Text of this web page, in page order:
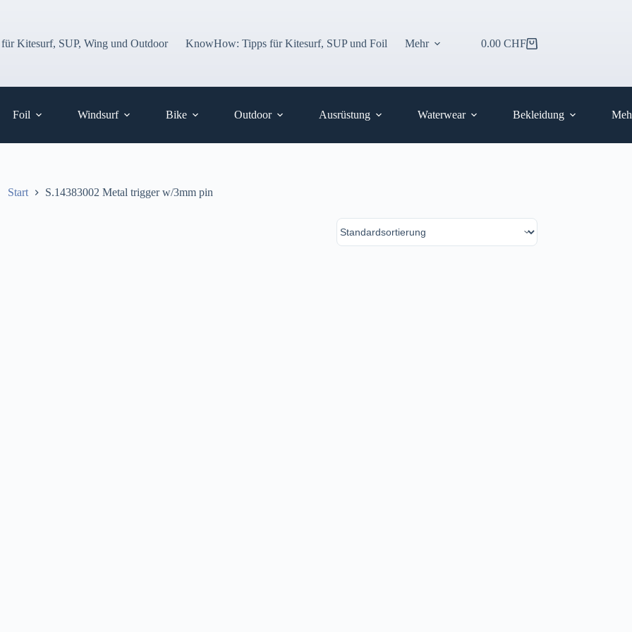
für Kitesurf, SUP, Wing und Outdoor
KnowHow: Tipps für Kitesurf, SUP und Foil Mehr Warenkorb
0.00 CHF
Foil Windsurf Bike Outdoor Ausrüstung Waterwear Bekleidung
Start S.14383002 Metal trigger w/3mm pin